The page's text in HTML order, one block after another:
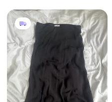
виробу -48 см.